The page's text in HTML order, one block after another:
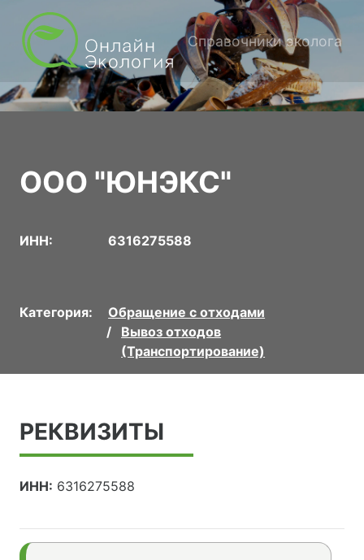
Справочники эколога
ООО "ЮНЭКС"
ИНН: 6316275588
Категория:
Обращение с отходами
Вывоз отходов
(Транспортирование)
РЕКВИЗИТЫ
ИНН: 6316275588